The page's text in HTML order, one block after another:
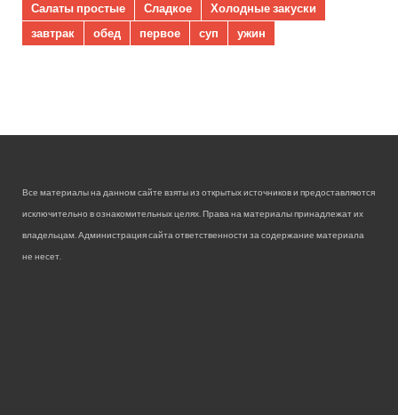
Салаты простые
Сладкое
Холодные закуски
завтрак
обед первое суп ужин
Все материалы на данном сайте взяты из открытых источников и предоставляются
исключительно в ознакомительных целях. Права на материалы принадлежат их
владельцам. Администрация сайта ответственности за содержание материала
не несет.